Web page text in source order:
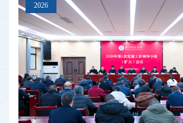
2026